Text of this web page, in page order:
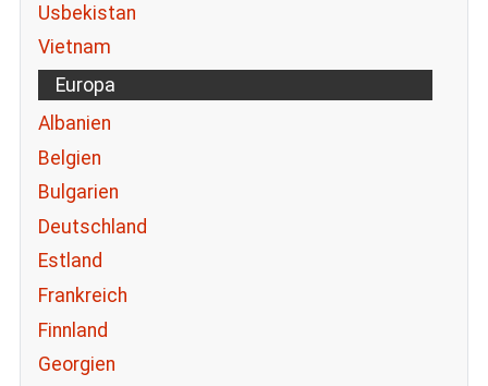
Usbekistan
Vietnam
Europa
Albanien
Belgien
Bulgarien
Deutschland
Estland
Frankreich
Finnland
Georgien